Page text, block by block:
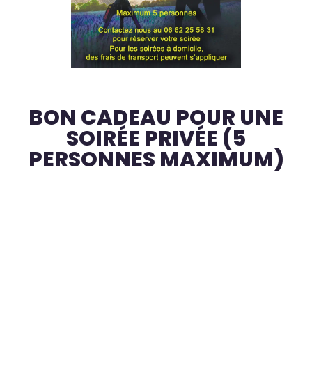
BON CADEAU POUR UNE
SOIRÉE PRIVÉE (5
PERSONNES MAXIMUM)